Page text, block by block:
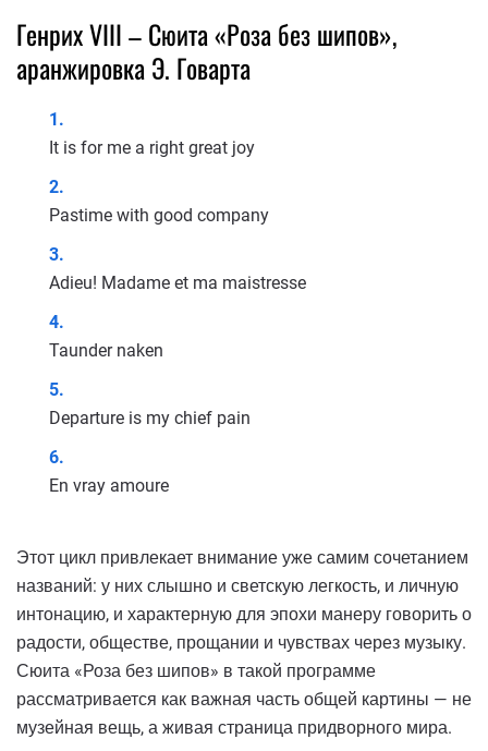
Генрих VIII – Сюита «Роза без шипов»,
аранжировка Э. Говарта
It is for me a right great joy
Pastime with good company
Adieu! Madame et ma maistresse
Taunder naken
Departure is my chief pain
En vray amoure
Этот цикл привлекает внимание уже самим сочетанием
названий: у них слышно и светскую легкость, и личную
интонацию, и характерную для эпохи манеру говорить о
радости, обществе, прощании и чувствах через музыку.
Сюита «Роза без шипов» в такой программе
рассматривается как важная часть общей картины — не
музейная вещь, а живая страница придворного мира.